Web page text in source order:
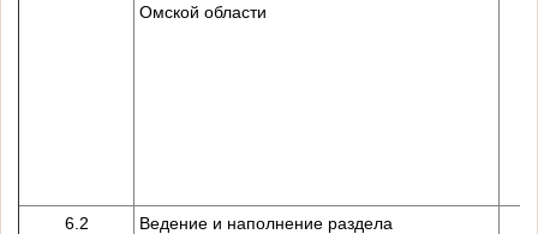
Омской области
6.2
Ведение и наполнение раздела